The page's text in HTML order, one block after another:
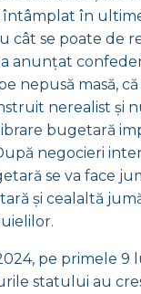
întâmplat în
cât se poate de
anunțat
nepusă masă,
nerealist și
bugetară
negocieri
se va face
și cealaltă
pe primele 9
statului au